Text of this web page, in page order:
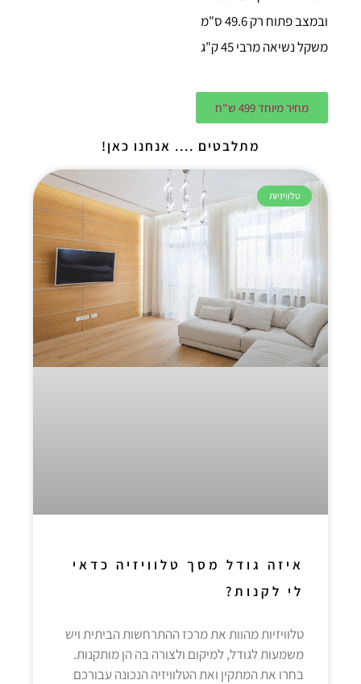
ובמצב פתוח רק 49.6 ס"מ
משקל נשיאה מרבי 45 ק"ג
מחיר מיוחד 499 ש"ח
מתלבטים .... אנחנו כאן!
טלוויזיות
איזה גודל מסך טלוויזיה כדאי
לי לקנות?
טלוויזיות מהוות את מרכז ההתרחשות הביתית ויש
משמעות לגודל, למיקום ולצורה בה הן מותקנות.
בחרו את המתקין ואת הטלוויזיה הנכונה עבורכם